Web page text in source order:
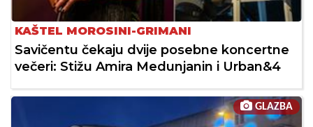
KAŠTEL MOROSINI-GRIMANI
Savičentu čekaju dvije posebne koncertne
večeri: Stižu Amira Medunjanin i Urban&4
GLAZBA